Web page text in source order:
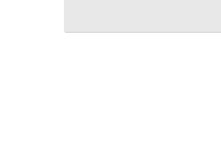
Post